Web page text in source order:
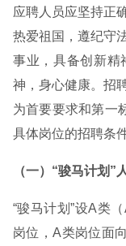
应聘人员应坚持正
热爱祖国，遵纪守
事业，具备创新精
神，身心健康。招
为首要要求和第一
具体岗位的招聘条
（一）“骏马计划”
“骏马计划”设A类
岗位，A类岗位面